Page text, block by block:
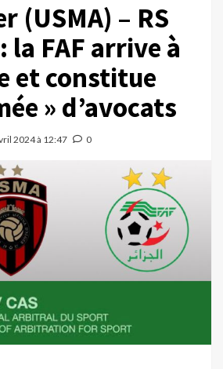
(USMA) – RS
la FAF arrive à
et constitue
» d’avocats
2024 à 12:47 0